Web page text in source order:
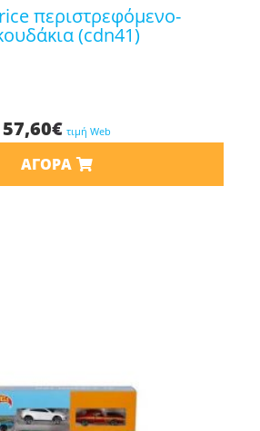
(cdn41)
57,60€ τιμή Web
ΑΓΟΡΆ